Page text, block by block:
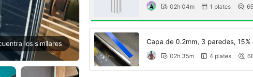
los similares
 02h 04m  1 plates 
Capa de 0.2mm, 3 paredes, 15%
 02h 35m  4 plates 